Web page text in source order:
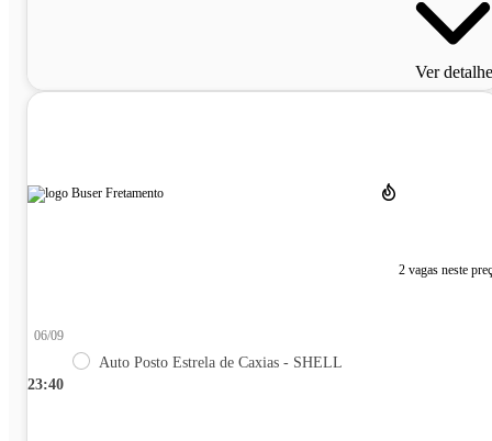
Ver
2 vagas neste
23:40
06/09
Auto Posto Estrela de Caxias - SHELL